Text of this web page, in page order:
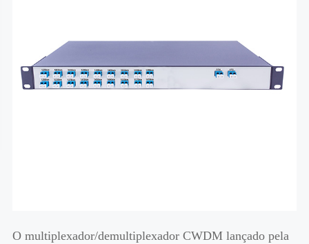
O multiplexador/demultiplexador CWDM lançado pela